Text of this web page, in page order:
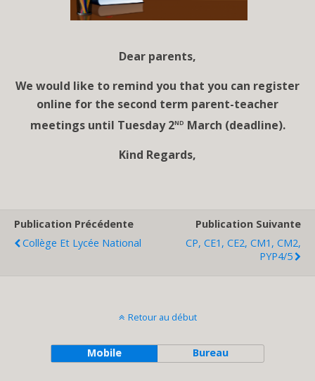
Dear parents,
We would like to remind you that you can register
online for the second term parent-teacher
meetings until Tuesday 2nd March (deadline).
Kind Regards,
Publication Précédente
Collège Et Lycée National
Publication Suivante
CP, CE1, CE2, CM1, CM2,
PYP4/5
Retour au début
Mobile Bureau